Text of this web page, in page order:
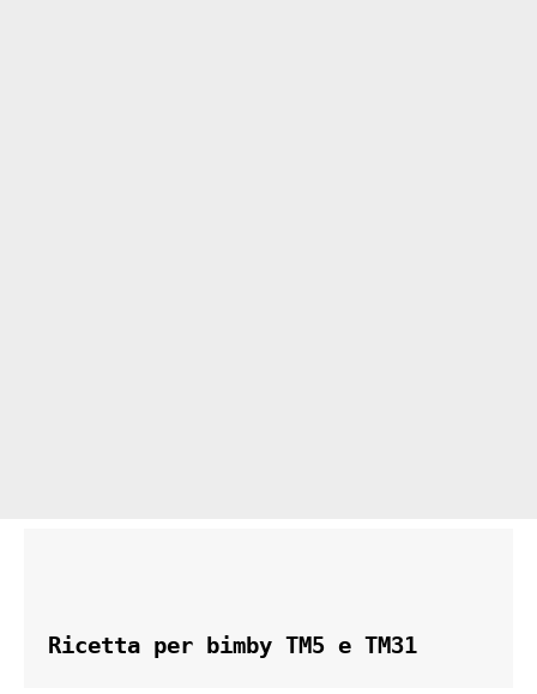
Ricetta per bimby TM5 e TM31